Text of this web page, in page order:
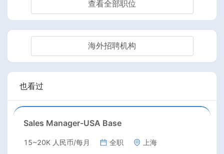
查看全部职位
海外招聘机构
也看过
Sales Manager-USA Base
15~20K 人民币/每月 全职 上海